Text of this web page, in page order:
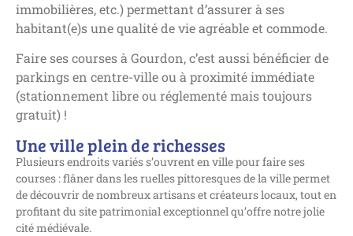
immobilières, etc.) permettant d’assurer à ses
habitant(e)s une qualité de vie agréable et commode.
Faire ses courses à Gourdon, c’est aussi bénéficier de
parkings en centre-ville ou à proximité immédiate
(stationnement libre ou réglementé mais toujours
gratuit) !
Une ville plein de richesses
Plusieurs endroits variés s’ouvrent en ville pour faire ses
courses : flâner dans les ruelles pittoresques de la ville permet
de découvrir de nombreux artisans et créateurs locaux, tout en
profitant du site patrimonial exceptionnel qu’offre notre jolie
cité médiévale.